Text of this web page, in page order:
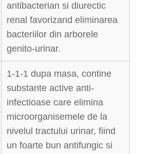
antibacterian si diurectic
renal favorizand eliminarea
bacteriilor din arborele
genito-urinar.
1-1-1 dupa masa, contine
substante active anti-
infectioase care elimina
microorganisemele de la
nivelul tractului urinar, fiind
un foarte bun antifungic si